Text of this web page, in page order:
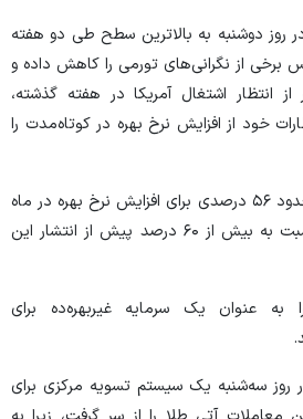
در روز دوشنبه به بالاترین سطح طی دو هفته
برخی از نگرانی‌های تورمی را کاهش داده و
انتظار اشتغال آمریکا در هفته گذشته،
خود از افزایش نرخ بهره در کوتاه‌مدت را
معامله‌گران اکنون احتمال حدود ۵۶ درصدی برای افزایش نرخ بهره در ماه
سپتامبر قائل هستند که نسبت به بیش از ۶۰ درصد پیش از انتشار این
به عنوان یک سرمایه غیربهره‌ده برای
سه‌شنبه یک سیستم تسویه مرکزی برای